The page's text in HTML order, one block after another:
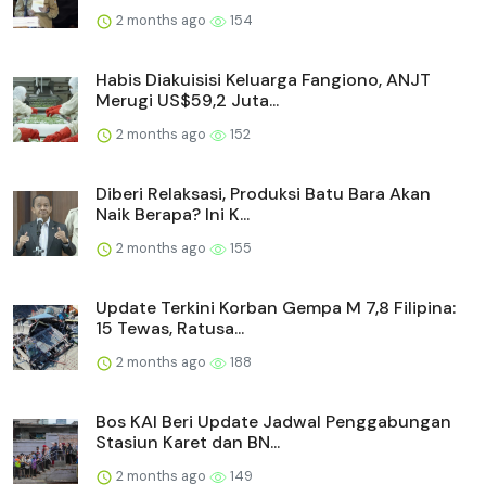
2 months ago 154
Habis Diakuisisi Keluarga Fangiono, ANJT
Merugi US$59,2 Juta...
2 months ago 152
Diberi Relaksasi, Produksi Batu Bara Akan
Naik Berapa? Ini K...
2 months ago 155
Update Terkini Korban Gempa M 7,8 Filipina:
15 Tewas, Ratusa...
2 months ago 188
Bos KAI Beri Update Jadwal Penggabungan
Stasiun Karet dan BN...
2 months ago 149